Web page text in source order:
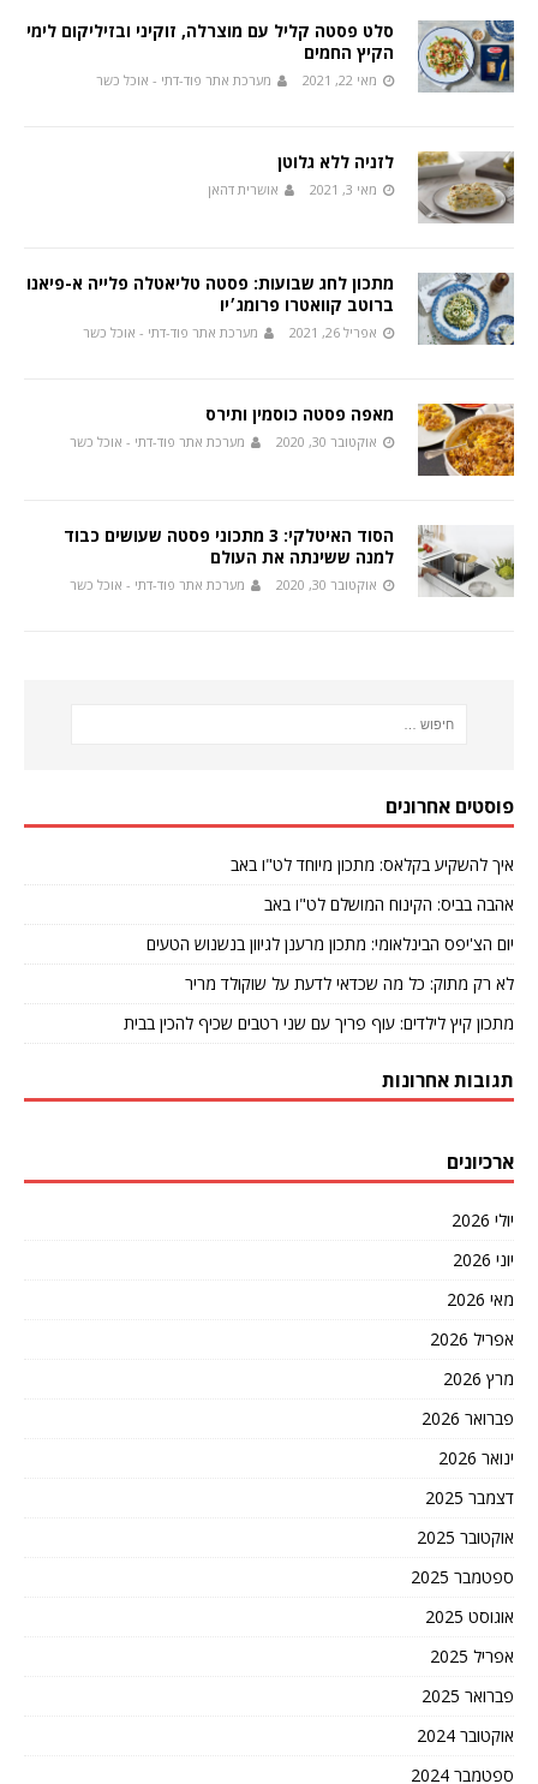
סלט פסטה קליל עם מוצרלה, זוקיני ובזיליקום לימי
הקיץ החמים
מאי 22, 2021 מערכת אתר פוד-דתי - אוכל כשר
לזניה ללא גלוטן
מאי 3, 2021 אושרית דהאן
מתכון לחג שבועות: פסטה טליאטלה פלייה א-פיאנו
ברוטב קוואטרו פרומג׳יו
אפריל 26, 2021 מערכת אתר פוד-דתי - אוכל כשר
מאפה פסטה כוסמין ותירס
אוקטובר 30, 2020 מערכת אתר פוד-דתי - אוכל כשר
הסוד האיטלקי: 3 מתכוני פסטה שעושים כבוד
למנה ששינתה את העולם
אוקטובר 30, 2020 מערכת אתר פוד-דתי - אוכל כשר
פוסטים אחרונים
איך להשקיע בקלאס: מתכון מיוחד לט"ו באב
אהבה בביס: הקינוח המושלם לט"ו באב
יום הצ'יפס הבינלאומי: מתכון מרענן לגיוון בנשנוש הטעים
לא רק מתוק: כל מה שכדאי לדעת על שוקולד מריר
מתכון קיץ לילדים: עוף פריך עם שני רטבים שכיף להכין בבית
תגובות אחרונות
ארכיונים
יולי 2026
יוני 2026
מאי 2026
אפריל 2026
מרץ 2026
פברואר 2026
ינואר 2026
דצמבר 2025
אוקטובר 2025
ספטמבר 2025
אוגוסט 2025
אפריל 2025
פברואר 2025
אוקטובר 2024
ספטמבר 2024